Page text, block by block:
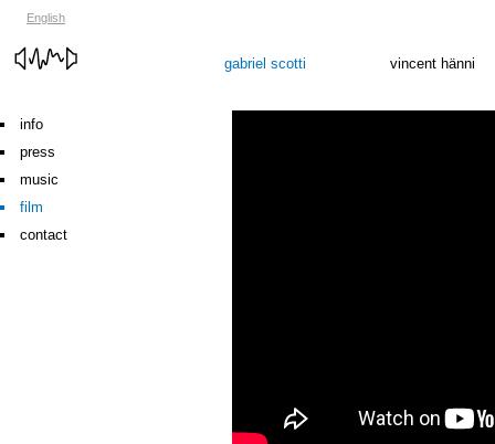
English
vincent hänni
gabriel scotti
info
press
music
film
contact